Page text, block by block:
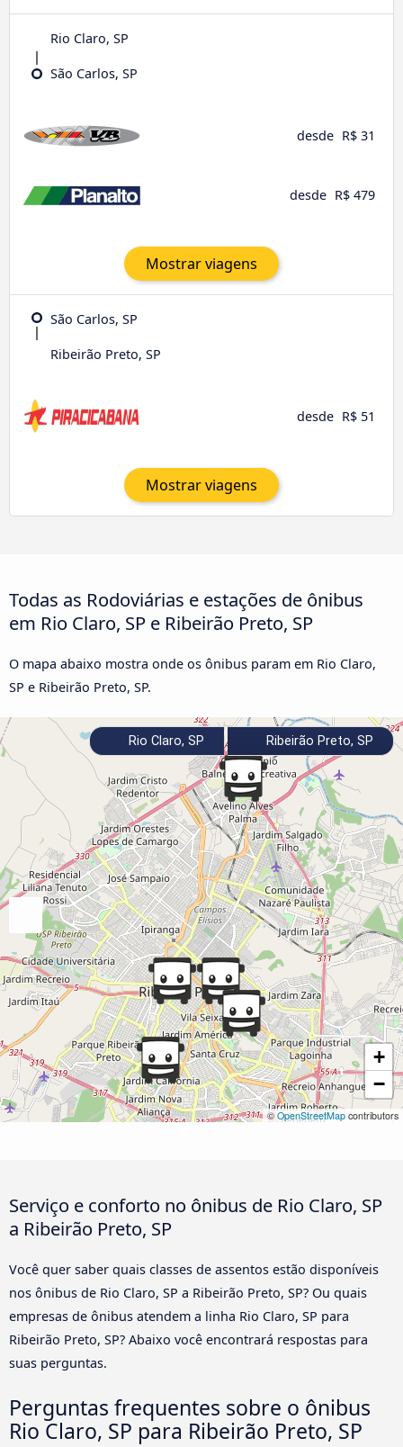
Rio Claro, SP
São Carlos, SP
desde R$ 31
desde R$ 479
Mostrar viagens
São Carlos, SP
Ribeirão Preto, SP
desde R$ 51
Mostrar viagens
Todas as Rodoviárias e estações de ônibus
em Rio Claro, SP e Ribeirão Preto, SP
O mapa abaixo mostra onde os ônibus param em Rio Claro,
SP e Ribeirão Preto, SP.
+
−
© OpenStreetMap contributors
Rio Claro, SP Ribeirão Preto, SP
Serviço e conforto no ônibus de Rio Claro, SP
a Ribeirão Preto, SP
Você quer saber quais classes de assentos estão disponíveis
nos ônibus de Rio Claro, SP a Ribeirão Preto, SP? Ou quais
empresas de ônibus atendem a linha Rio Claro, SP para
Ribeirão Preto, SP? Abaixo você encontrará respostas para
suas perguntas.
Perguntas frequentes sobre o ônibus
Rio Claro, SP para Ribeirão Preto, SP